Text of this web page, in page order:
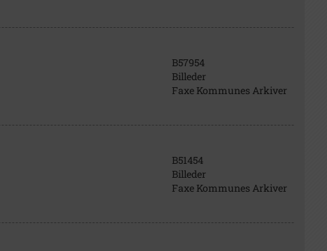
B57954
Billeder
Faxe Kommunes Arkiver
B51454
Billeder
Faxe Kommunes Arkiver